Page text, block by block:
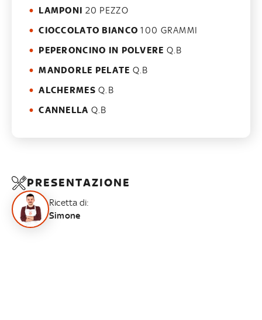
LAMPONI 20 PEZZO
CIOCCOLATO BIANCO 100 GRAMMI
PEPERONCINO IN POLVERE Q.B
MANDORLE PELATE Q.B
ALCHERMES Q.B
CANNELLA Q.B
PRESENTAZIONE
Ricetta di:
Simone